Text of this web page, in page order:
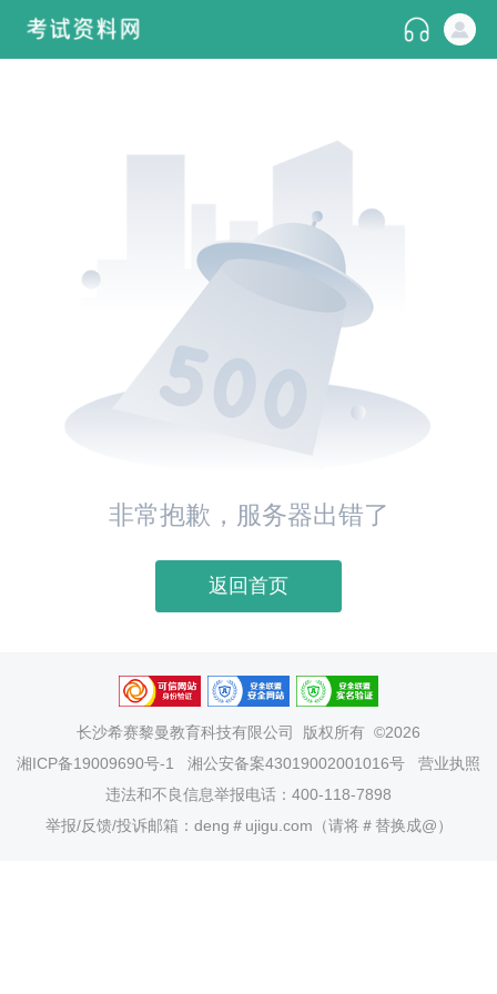
非常抱歉，服务器出错了
返回首页
长沙希赛黎曼教育科技有限公司
版权所有 ©2026
湘ICP备19009690号-1
湘公安备案43019002001016号
营业执照
违法和不良信息举报电话：400-118-7898
举报/反馈/投诉邮箱：deng＃ujigu.com（请将＃替换成@）